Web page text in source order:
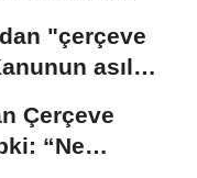
"çerçeve
asıl
Çerçeve
“Ne